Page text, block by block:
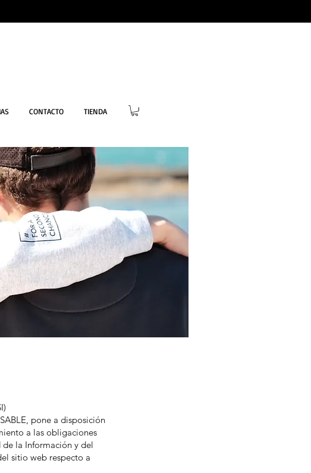
CONTACTO TIENDA
pone a disposición
a las obligaciones
de la Información y del
sitio web respecto a